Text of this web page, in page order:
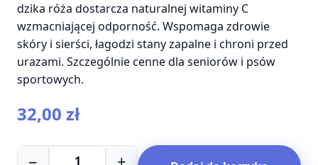
dzika róża dostarcza naturalnej witaminy C
wzmacniającej odporność. Wspomaga zdrowie
skóry i sierści, łagodzi stany zapalne i chroni przed
urazami. Szczególnie cenne dla seniorów i psów
sportowych.
32,00 zł
−
ilość
+